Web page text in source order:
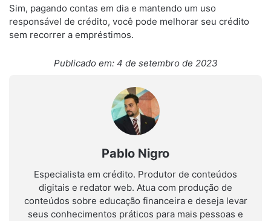
Sim, pagando contas em dia e mantendo um uso
responsável de crédito, você pode melhorar seu crédito
sem recorrer a empréstimos.
Publicado em: 4 de setembro de 2023
Pablo Nigro
Especialista em crédito. Produtor de conteúdos
digitais e redator web. Atua com produção de
conteúdos sobre educação financeira e deseja levar
seus conhecimentos práticos para mais pessoas e